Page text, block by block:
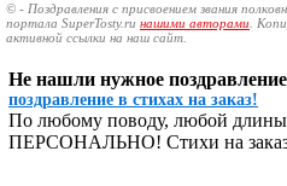
© - Поздравления с присвоением звания
портала SuperTosty.ru нашими авторами .
активной ссылки на наш сайт.
Не нашли нужное
поздравление в стихах на заказ!
По любому поводу, любой
ПЕРСОНАЛЬНО! Стихи на заказ